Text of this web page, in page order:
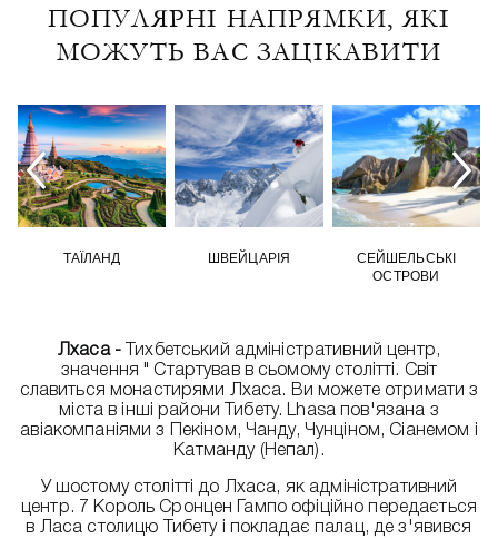
ПОПУЛЯРНІ НАПРЯМКИ, ЯКІ
МОЖУТЬ ВАС ЗАЦІКАВИТИ
ТАЇЛАНД ШВЕЙЦАРІЯ
СЕЙШЕЛЬСЬКІ
ОСТРОВИ
Лхаса -
Тихбетський адміністративний центр,
значення " Стартував в сьомому столітті. Світ
славиться монастирями Лхаса. Ви можете отримати з
міста в інші райони Тибету. Lhasa пов'язана з
авіакомпаніями з Пекіном, Чанду, Чунціном, Сіанемом і
Катманду (Непал).
У шостому столітті до Лхаса, як адміністративний
центр. 7 Король Сронцен Гампо офіційно передається
в Ласа столицю Тибету і покладає палац, де з'явився